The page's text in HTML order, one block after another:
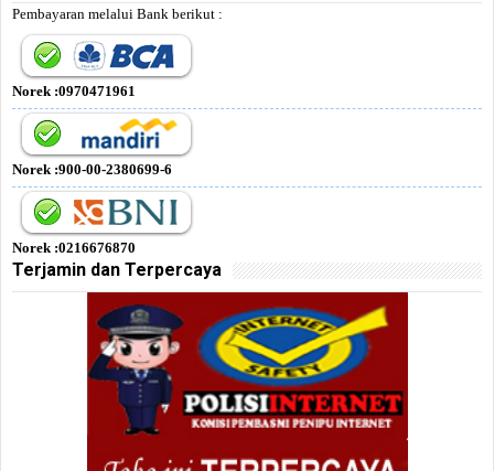
Pembayaran melalui Bank berikut :
Norek :0970471961
Norek :900-00-2380699-6
Norek :0216676870
Terjamin dan Terpercaya